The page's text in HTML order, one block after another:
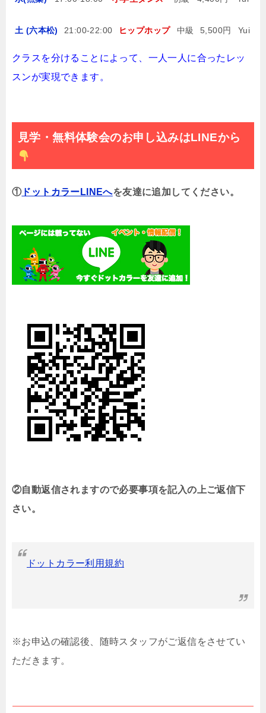
土 (六本松) 21:00-22:00 ヒップホップ 中級 5,500円 Yui
クラスを分けることによって、 一人一人に合ったレッ
スンが実現できます。
見学・無料体験会のお申し込みはLINEから
①ドットカラーLINEへを友達に追加してください。
②自動返信されますので必要事項を記入の上ご返信下
さい。
ドットカラー利用規約
※お申込の確認後、随時スタッフがご返信をさせてい
ただきます。